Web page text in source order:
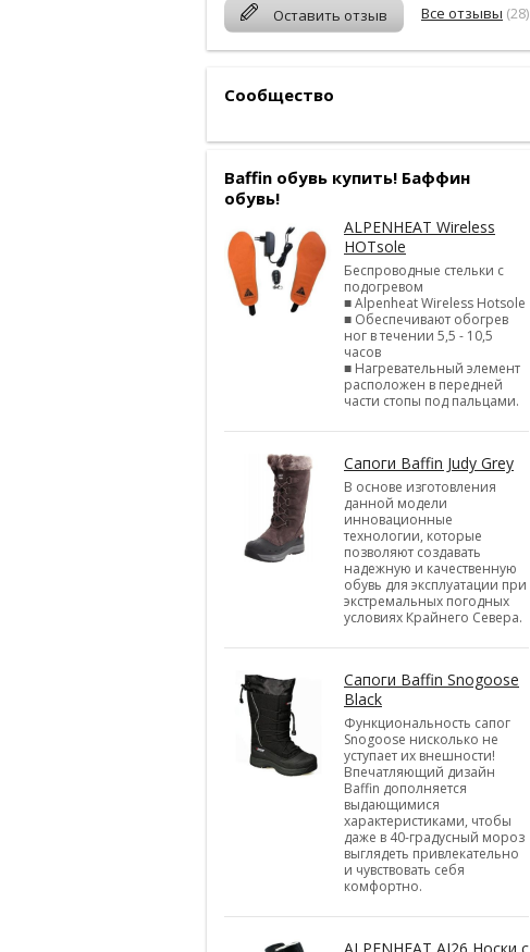
Оставить отзыв Все отзывы (28)
Сообщество
Baffin обувь купить! Баффин
обувь!
ALPENHEAT Wireless
HOTsole
Беспроводные стельки с
подогревом
■ Alpenheat Wireless Hotsole
■ Обеспечивают обогрев
ног в течении 5,5 - 10,5
часов
■ Нагревательный элемент
расположен в передней
части стопы под пальцами.
Сапоги Baffin Judy Grey
В основе изготовления
данной модели
инновационные
технологии, которые
позволяют создавать
надежную и качественную
обувь для эксплуатации при
экстремальных погодных
условиях Крайнего Севера.
Сапоги Baffin Snogoose
Black
Функциональность сапог
Snogoose нисколько не
уступает их внешности!
Впечатляющий дизайн
Baffin дополняется
выдающимися
характеристиками, чтобы
даже в 40-градусный мороз
выглядеть привлекательно
и чувствовать себя
комфортно.
ALPENHEAT AJ26 Носки с